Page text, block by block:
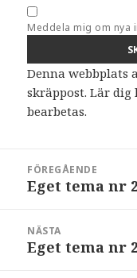
Meddela mig om nya
Denna webbplats
skräppost.Lär dig
bearbetas.
FÖREGÅENDE
Föregående
Eget tema nr
NÄSTA
Nästa
Eget tema nr